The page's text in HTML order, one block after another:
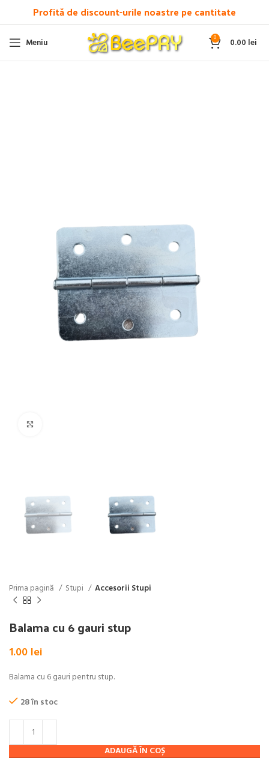
Profită de discount-urile noastre pe cantitate
Meniu 0 0.00 lei
Prima pagină Stupi Accesorii Stupi
Balama cu 6 gauri stup
1.00 lei
Balama cu 6 gauri pentru stup.
28 în stoc
ADAUGĂ ÎN COȘ